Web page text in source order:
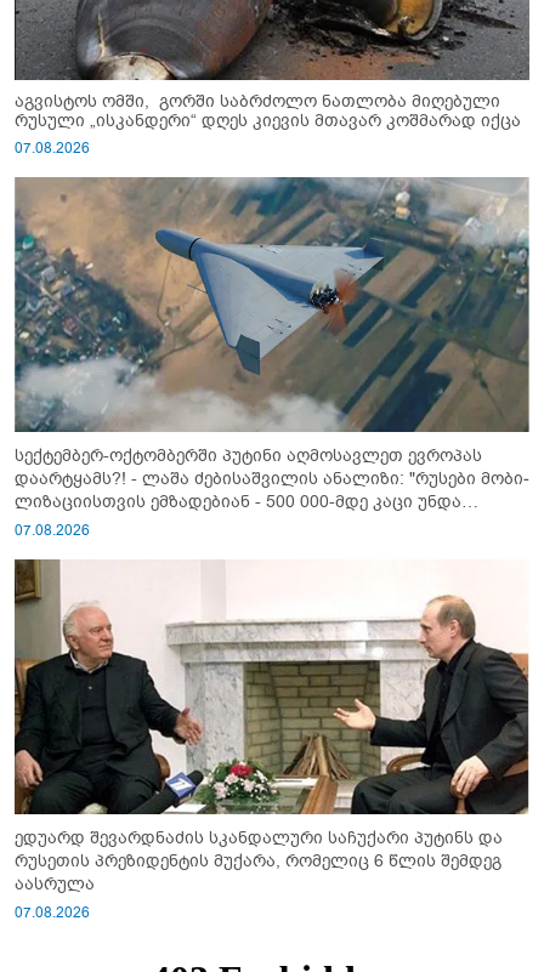
აგვისტოს ომში, გორში საბრძოლო ნათლობა მიღებული
რუსული „ისკანდერი“ დღეს კიევის მთავარ კოშმარად იქცა
07.08.2026
სექტემბერ-ოქტომბერში პუტინი აღმოსავლეთ ევროპას
დაარტყამს?! - ლაშა ძებისაშვილის ანალიზი: "რუსები მობი­
ლიზაციისთვის ემზადებიან - 500 000-მდე კაცი უნდა
გაიწვიონ ომში"
07.08.2026
ედუარდ შევარდნაძის სკანდალური საჩუქარი პუტინს და
რუსეთის პრეზიდენტის მუქარა, რომელიც 6 წლის შემდეგ
აასრულა
07.08.2026